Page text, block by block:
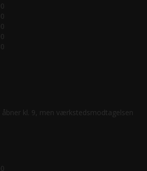
kl. 9, men værkstedsmodtagelsen